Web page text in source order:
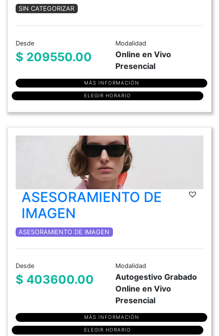
SIN CATEGORIZAR
Desde
$ 209550.00
Modalidad
Online en Vivo
Presencial
MÁS INFORMACIÓN
ELEGIR HORARIO
ASESORAMIENTO DE
IMAGEN
ASESORAMIENTO DE IMAGEN
Desde
$ 403600.00
Modalidad
Autogestivo Grabado
Online en Vivo
Presencial
MÁS INFORMACIÓN
ELEGIR HORARIO